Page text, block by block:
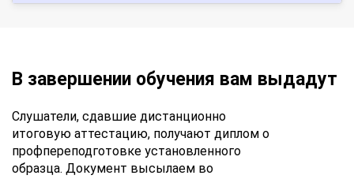
В завершении обучения вам выдадут
Слушатели, сдавшие дистанционно
итоговую аттестацию, получают диплом о
профпереподготовке установленного
образца. Документ высылаем во